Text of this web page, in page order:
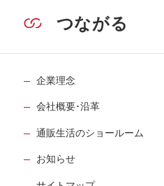
つながる
企業理念
会社概要･沿革
通販生活のショールーム
お知らせ